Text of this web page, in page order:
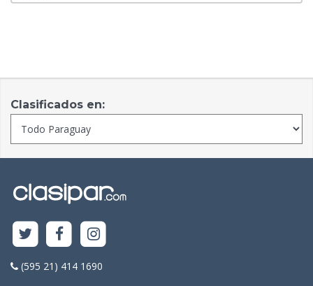
Clasificados en:
(595 21) 414 1690